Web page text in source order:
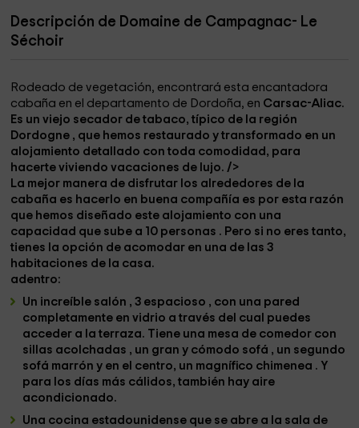
Descripción de Domaine de Campagnac- Le
Séchoir
Rodeado de vegetación, encontrará esta encantadora
cabaña en el departamento de Dordoña, en Carsac-Aliac.
Es un viejo secador de tabaco, típico de la región
Dordogne , que hemos restaurado y transformado en un
alojamiento detallado con toda comodidad, para
hacerte viviendo vacaciones de lujo. />
La mejor manera de disfrutar los alrededores de la
cabaña es hacerlo en buena compañía es por esta razón
que hemos diseñado este alojamiento con una
capacidad que sube a 10 personas . Pero si no eres tanto,
tienes la opción de acomodar en una de las 3
habitaciones de la casa.
adentro:
Un increíble salón ,3 espacioso , con una pared
completamente en vidrio a través del cual puedes
acceder a la terraza. Tiene una mesa de comedor con
sillas acolchadas , un gran y cómodo sofá , un segundo
sofá marrón y en el centro, un magnífico chimenea . Y
para los días más cálidos, también hay aire
acondicionado.
Una cocina estadounidense que se abre a la sala de